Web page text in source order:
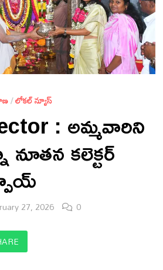
/లోకల్ న్యూస్
: అమ్మవారిని
నూతన కలెక్టర్
27, 2026 0